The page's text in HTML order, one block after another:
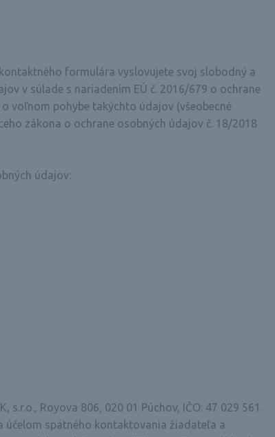
formulára vyslovujete svoj slobodný a
v súlade s nariadením EÚ č. 2016/679 o ochrane
voľnom pohybe takýchto údajov (všeobecné
zákona o ochrane osobných údajov č. 18/2018
údajov:
Royova 806, 020 01 Púchov, IČO: 47 029 561.
účelom spätného kontaktovania žiadateľa a